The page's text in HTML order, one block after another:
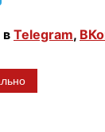
l
g
вTelegram,